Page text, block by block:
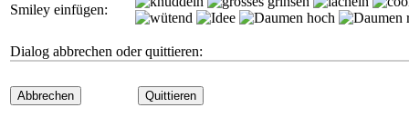
Smiley einfügen:
Dialog abbrechen oder quittieren:
Abbrechen Quittieren